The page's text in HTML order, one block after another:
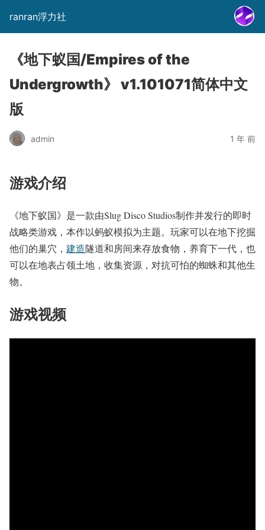
ranran浮力社
《地下蚁国/Empires of the
Undergrowth》 v1.101071简体中文
版
admin 1 年 前
游戏介绍
《地下蚁国》是一款由Slug Disco Studios制作并发行的即时
战略类游戏，本作以蚂蚁模拟为主题。玩家可以在地下挖掘
他们的巢穴， 建造隧道和房间来存放食物，养育下一代，也
可以在地表占领土地，收集资源，对抗可怕的蜘蛛和其他生
物。
游戏视频